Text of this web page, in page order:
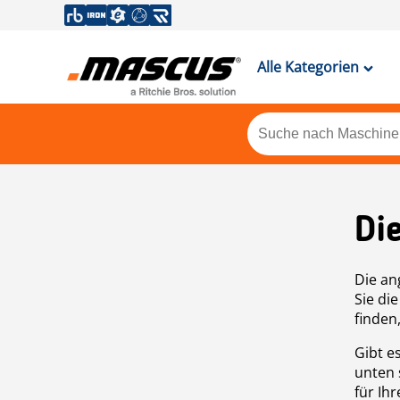
Alle Kategorien
Die
Sie
Gibt
unten
für